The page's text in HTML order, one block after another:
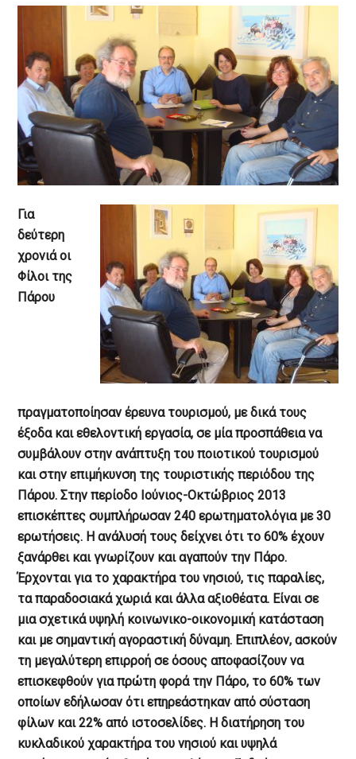
Για
δεύτερη
χρονιά οι
Φίλοι της
Πάρου
πραγματοποίησαν έρευνα τουρισμού, με δικά τους
έξοδα και εθελοντική εργασία, σε μία προσπάθεια να
συμβάλουν στην ανάπτυξη του ποιοτικού τουρισμού
και στην επιμήκυνση της τουριστικής περιόδου της
Πάρου. Στην περίοδο Ιούνιος-Οκτώβριος 2013
επισκέπτες συμπλήρωσαν 240 ερωτηματολόγια με 30
ερωτήσεις. Η ανάλυσή τους δείχνει ότι το 60% έχουν
ξανάρθει και γνωρίζουν και αγαπούν την Πάρο.
Έρχονται για το χαρακτήρα του νησιού, τις παραλίες,
τα παραδοσιακά χωριά και άλλα αξιοθέατα. Είναι σε
μια σχετικά υψηλή κοινωνικο-οικονομική κατάσταση
και με σημαντική αγοραστική δύναμη. Επιπλέον, ασκούν
τη μεγαλύτερη επιρροή σε όσους αποφασίζουν να
επισκεφθούν για πρώτη φορά την Πάρο, το 60% των
οποίων εδήλωσαν ότι επηρεάστηκαν από σύσταση
φίλων και 22% από ιστοσελίδες. Η διατήρηση του
κυκλαδικού χαρακτήρα του νησιού και υψηλά